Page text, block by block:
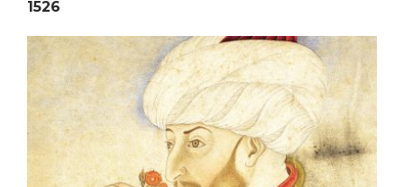
1526